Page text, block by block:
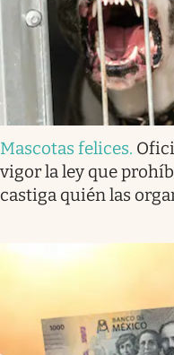
Mascotas felices.
vigor la ley que
castiga quién las